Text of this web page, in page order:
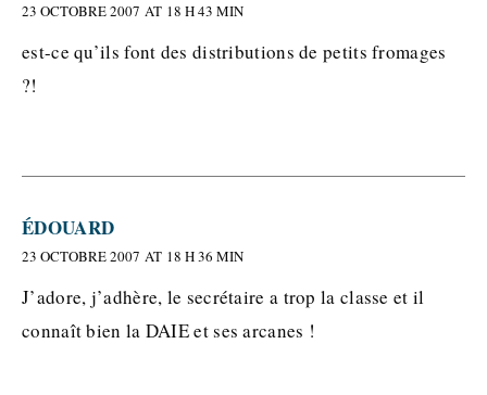
23 OCTOBRE 2007 AT 18 H 43 MIN
est-ce qu’ils font des distributions de petits fromages
?!
ÉDOUARD
23 OCTOBRE 2007 AT 18 H 36 MIN
J’adore, j’adhère, le secrétaire a trop la classe et il
connaît bien la DAIE et ses arcanes !